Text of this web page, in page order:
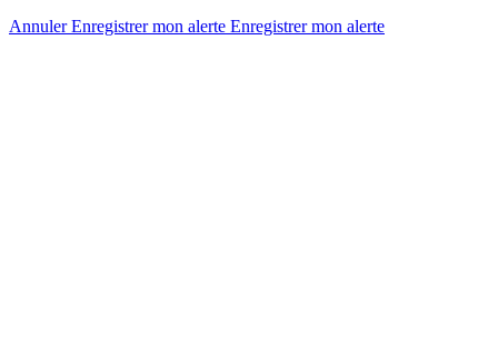
AnnulerEnregistrer mon alerte Enregistrermon alerte